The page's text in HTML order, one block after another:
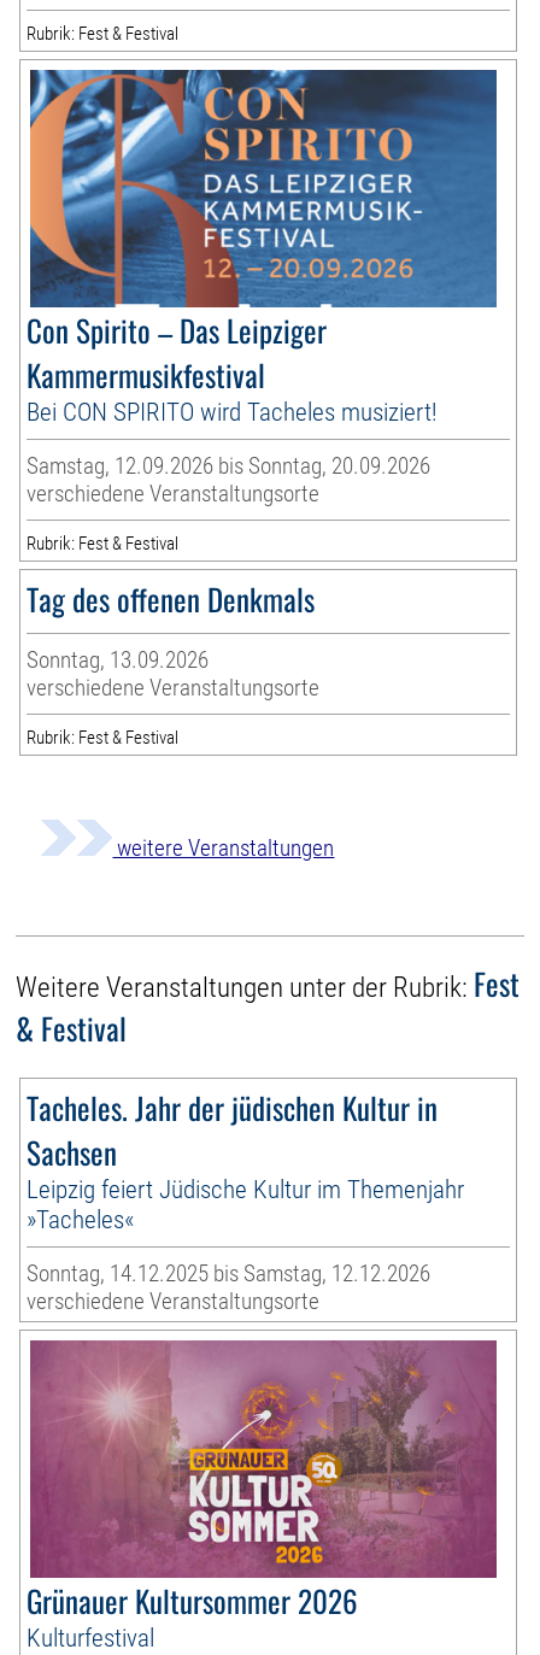
Rubrik: Fest & Festival
Con Spirito – Das Leipziger
Kammermusikfestival
Bei CON SPIRITO wird Tacheles musiziert!
Samstag, 12.09.2026 bis Sonntag, 20.09.2026
verschiedene Veranstaltungsorte
Rubrik: Fest & Festival
Tag des offenen Denkmals
Sonntag, 13.09.2026
verschiedene Veranstaltungsorte
Rubrik: Fest & Festival
weitere Veranstaltungen
Weitere Veranstaltungen unter der Rubrik: Fest
& Festival
Tacheles. Jahr der jüdischen Kultur in
Sachsen
Leipzig feiert Jüdische Kultur im Themenjahr
»Tacheles«
Sonntag, 14.12.2025 bis Samstag, 12.12.2026
verschiedene Veranstaltungsorte
Grünauer Kultursommer 2026
Kulturfestival